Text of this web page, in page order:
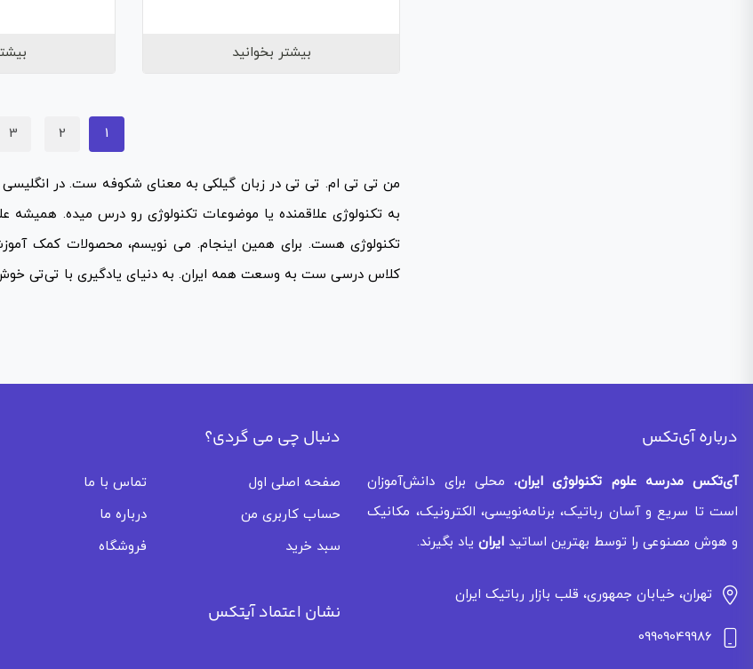
بیشتر بخوانید
1
2
3
به تکنولوژی علاقمنده یا موضوعات تکنولوژی رو درس میده. همیشه
تکنولوژی هست. برای همین اینجام. می نویسم، محصولات کمک
کلاس درسی ست به وسعت همه ایران. به دنیای یادگیری با تی‌تی
درباره آی‌تکس
آی‌تکس مدرسه علوم تکنولوژی ایران، محلی برای دانش‌آموزان
است تا سریع و آسان رباتیک، برنامه‌نویسی، الکترونیک، مکانیک
و هوش مصنوعی را توسط بهترین اساتید ایران یاد بگیرند.
تهران، خیابان جمهوری، قلب بازار رباتیک ایران
09909049986
دنبال چی می گردی؟
صفحه اصلی اول
تماس با ما
حساب کاربری من
درباره ما
سبد خرید
فروشگاه
نشان اعتماد آیتکس